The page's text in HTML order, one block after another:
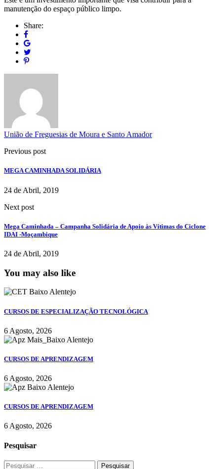
manutenção do espaço público limpo.
Share:
União de Freguesias de Moura e Santo Amador
Previous post
MEGA CAMINHADA SOLIDÁRIA
24 de Abril, 2019
Next post
Mega Caminhada – Campanha Solidária de Apoio às Vítimas do Ciclone
IDAI -Moçambique
24 de Abril, 2019
You may also like
CURSOS DE ESPECIALIZAÇÃO TECNOLÓGICA
6 Agosto, 2026
CURSOS DE APRENDIZAGEM
6 Agosto, 2026
CURSOS DE APRENDIZAGEM
6 Agosto, 2026
Pesquisar